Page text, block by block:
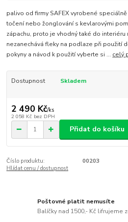
palivo od firmy SAFEX vyrobené
točení nebo žonglování s kevlarovými
zápachu, proto je vhodný také do
nezanechává fleky na podlaze při použití
pokyny a návod k použití vyberte si ... celý
Dostupnost Skladem
2 490 Kč/ks
2 058 Kč bez DPH
Přidat do košíku
Číslo produktu:
00203
Hlídat cenu / dostupnost
Poštovné platit nemusíte
Balíčky nad 1500,- Kč lifrujeme